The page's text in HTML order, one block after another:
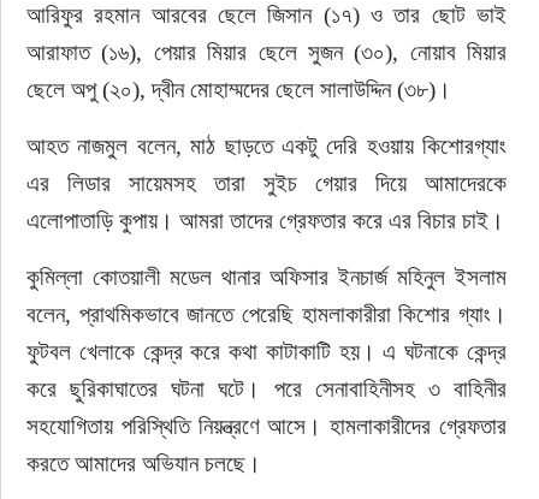
আরিফুর রহমান আরবের ছেলে জিসান (১৭) ও তার ছোট ভাই
আরাফাত (১৬), পেয়ার মিয়ার ছেলে সুজন (৩০), নোয়াব মিয়ার
ছেলে অপু (২০), দ্বীন মোহাম্মদের ছেলে সালাউদ্দিন (৩৮)।
আহত নাজমুল বলেন, মাঠ ছাড়তে একটু দেরি হওয়ায় কিশোরগ্যাং
এর লিডার সায়েমসহ তারা সুইচ গেয়ার দিয়ে আমাদেরকে
এলোপাতাড়ি কুপায়। আমরা তাদের গ্রেফতার করে এর বিচার চাই।
কুমিল্লা কোতয়ালী মডেল থানার অফিসার ইনচার্জ মহিনুল ইসলাম
বলেন, প্রাথমিকভাবে জানতে পেরেছি হামলাকারীরা কিশোর গ্যাং।
ফুটবল খেলাকে কেন্দ্র করে কথা কাটাকাটি হয়। এ ঘটনাকে কেন্দ্র
করে ছুরিকাঘাতের ঘটনা ঘটে। পরে সেনাবাহিনীসহ ৩ বাহিনীর
সহযোগিতায় পরিস্থিতি নিয়ন্ত্রণে আসে। হামলাকারীদের গ্রেফতার
করতে আমাদের অভিযান চলছে।